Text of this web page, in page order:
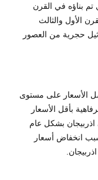
تم بناؤه في القرن
الأول والثالث
حجرية من العصور
الأسعار على مستوى
بأقل الأسعار
بشكل عام
انخفاض أسعار